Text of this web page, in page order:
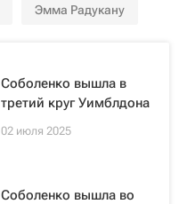
Эмма Радукану
Соболенко вышла в
третий круг Уимблдона
02 июля 2025
Соболенко вышла во